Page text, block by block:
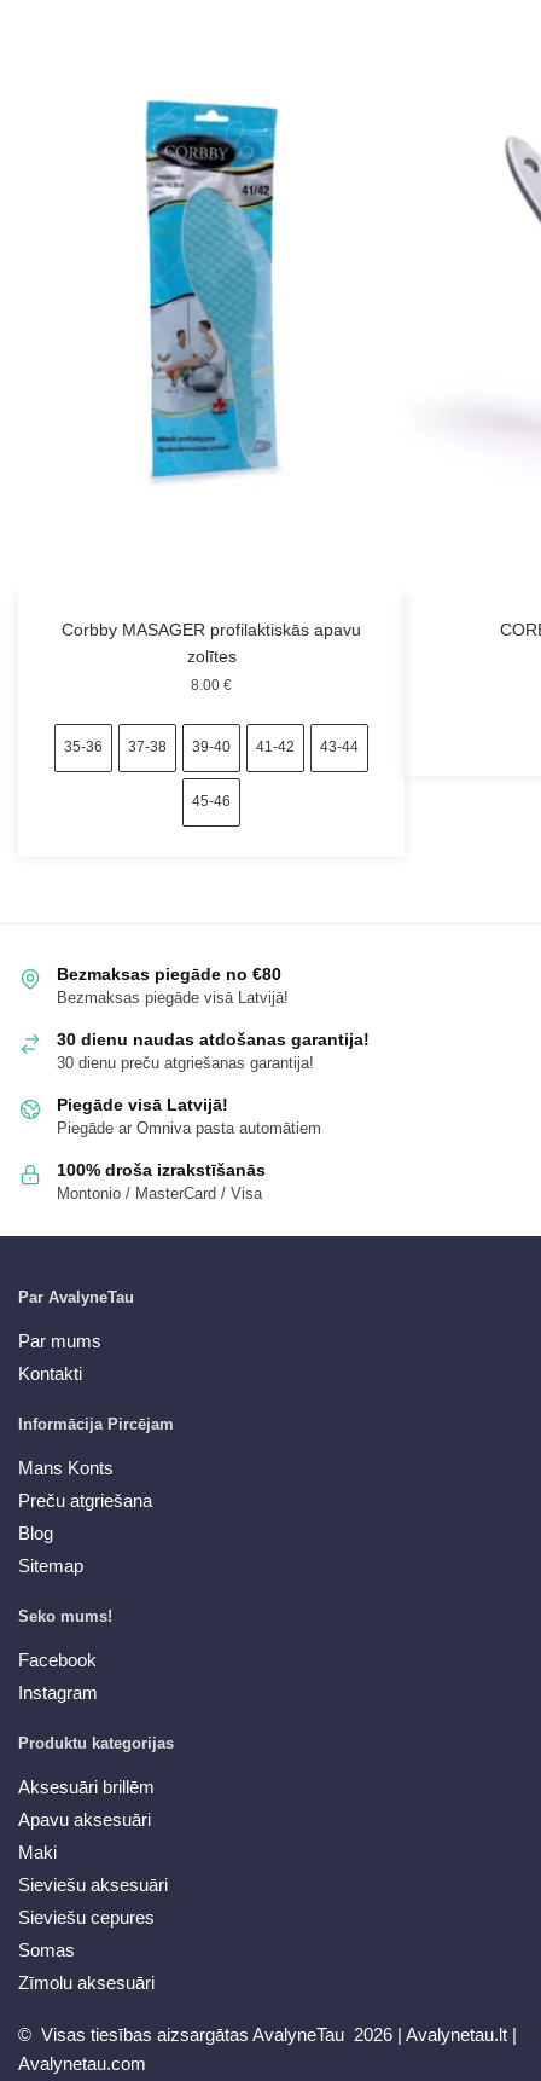
Corbby MASAGER profilaktiskās apavu
zolītes
8.00 €
35-36 37-38 39-40 41-42 43-44
45-46
Bezmaksas piegāde no €80
Bezmaksas piegāde visā Latvijā!
30 dienu naudas atdošanas garantija!
30 dienu preču atgriešanas garantija!
Piegāde visā Latvijā!
Piegāde ar Omniva pasta automātiem
100% droša izrakstīšanās
Montonio / MasterCard / Visa
Par AvalyneTau
Par mums
Kontakti
Informācija Pircējam
Mans Konts
Preču atgriešana
Blog
Sitemap
Seko mums!
Facebook
Instagram
Produktu kategorijas
Aksesuāri brillēm
Apavu aksesuāri
Maki
Sieviešu aksesuāri
Sieviešu cepures
Somas
Zīmolu aksesuāri
© Visas tiesības aizsargātas AvalyneTau 2026 | Avalynetau.lt |
Avalynetau.com